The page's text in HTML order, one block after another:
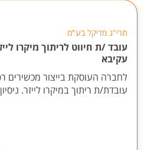
תרי"ג מדיקל בע"מ
עובד /ת חיווט לריתוך מיקרו
עקיבא
לחברה העוסקת בייצור מכשירים
עובדת/ת ריתוך במיקרו לייזר.